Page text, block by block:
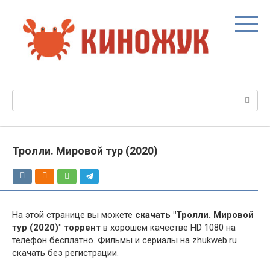
контенту
Тролли. Мировой тур (2020)
На этой странице вы можете скачать "Тролли. Мировой
тур (2020)" торрент в хорошем качестве HD 1080 на
телефон бесплатно. Фильмы и сериалы на zhukweb.ru
скачать без регистрации.